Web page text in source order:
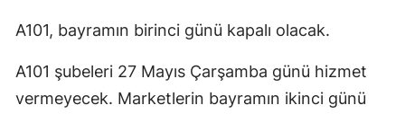
A101, bayramın birinci günü kapalı olacak.
A101 şubeleri 27 Mayıs Çarşamba günü hizmet
vermeyecek. Marketlerin bayramın ikinci günü